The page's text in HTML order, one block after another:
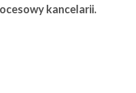
kancelarii.